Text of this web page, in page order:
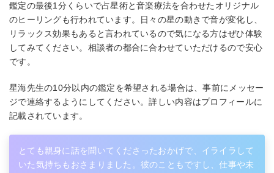
鑑定の最後1分くらいで占星術と音楽療法を合わせたオリジナル
のヒーリングも行われています。日々の星の動きで音が変化し、
リラックス効果もあると言われているので気になる方はぜひ体験
してみてください。相談者の都合に合わせていただけるので安心
です。
星海先生の10分以内の鑑定を希望される場合は、事前にメッセー
ジで連絡するようにしてください。詳しい内容はプロフィールに
記載されています。
とても親身に話を聞いてくださったおかげで、イライラして
いた気持ちもおさまりました。彼のこともですし、仕事や未